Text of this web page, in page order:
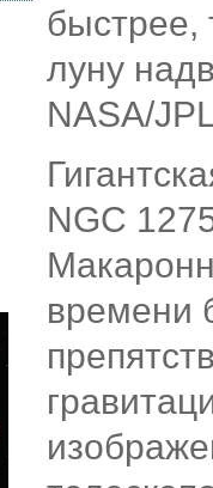
быстрее,
луну
NASA/
NGC
времени